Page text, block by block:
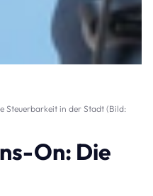
Steuerbarkeit in der Stadt (Bild:
On: Die